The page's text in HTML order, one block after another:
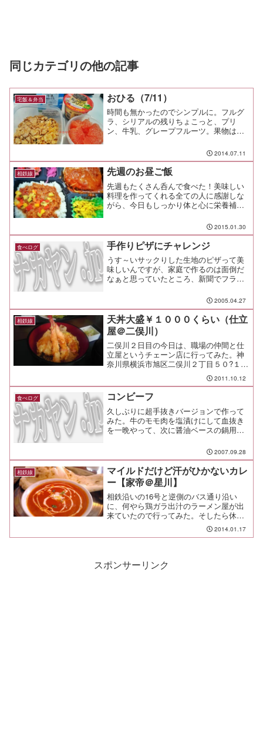
同じカテゴリの他の記事
宅飯＆弁当 おひる（7/11）
時間も無かったのでシンプルに。フルグ
ラ、シリアルの残りちょこっと、プリ
ン、牛乳、グレープフルーツ。果物はや
2014.07.11
相鉄線 先週のお昼ご飯
先週もたくさん呑んで食べた！美味しい
料理を作ってくれる全ての人に感謝しな
がら、今日もしっかり体と心に栄養補
2015.01.30
食べログ 手作りピザにチャレンジ
うす～いサックりした生地のピザって美
味しいんですが、家庭で作るのは面倒だ
なぁと思っていたところ、新聞でフライ
くチャレンジしてみました。 思いのほ
か簡単で、美味しい仕上がりにビック
リ！
2005.04.27
相鉄線
天丼大盛￥１０００くらい（仕立
屋＠二俣川）
二俣川２日目の今日は、職場の仲間と仕
立屋というチェーン店に行ってみた。神
奈川県横浜市旭区二俣川２丁目５０?１店
内は広くて綺麗。 店員さんの接客もテ
キパキしていて良い感じ。 手前にテー
ブル席があって、奥に入っていくと座敷
もあるんだね。 思った...
2011.10.12
食べログ コンビーフ
久しぶりに超手抜きバージョンで作って
みた。牛のモモ肉を塩漬けにして血抜き
を一晩やって、次に醤油ベースの鍋用ツ
ょっと蒸し上げて完了。フォークでも軽
くほぐせるくらいの仕上がり。これで１
週間くらいはツマミに困ら...
2007.09.28
相鉄線
マイルドだけど汗がひかないカレ
ー【家帝＠星川】
相鉄沿いの16号と逆側のバス通り沿い
に、何やら鶏ガラ出汁のラーメン屋が出
来ていたので行ってみた。そしたら休業
だ。明日はやるんだと。 土曜日だ
ぜ。 行ったらやってなかったのは2回目
2014.01.17
スポンサーリンク